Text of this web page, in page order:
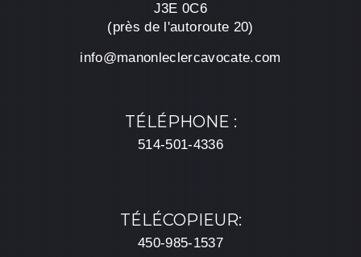
J3E 0C6
(près de l'autoroute 20)
info@manonleclercavocate.com
TÉLÉPHONE :
514-501-4336
TÉLÉCOPIEUR:
450-985-1537